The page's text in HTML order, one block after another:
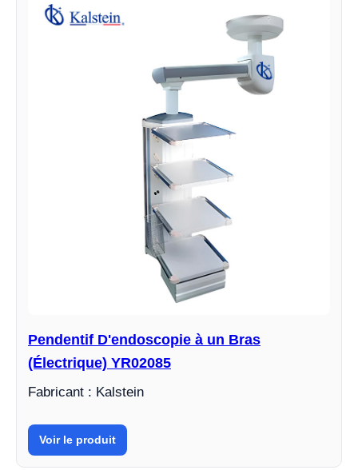
Pendentif D'endoscopie à un Bras
(Électrique) YR02085
Fabricant : Kalstein
Voir le produit